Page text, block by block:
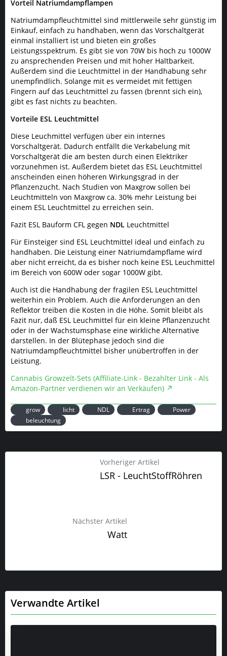
Vorteil Natriumdampflampen
Natriumdampfleuchtmittel sind mittlerweile sehr günstig im
Einkauf, einfach zu handhaben, wenn das Vorschaltgerät
einmal installiert ist und bieten ein großes
Leistungsspektrum. Es gibt sie von 70W bis hoch zu 1000W
zu ansprechenden Preisen und mit hoher Haltbarkeit.
Außerdem sind die Leuchtmittel in der Handhabung sehr
unempfindlich. Solange mit es vermeidet mit fettigen
Fingern auf das Leuchtmittel zu fassen (brennt sich ein),
gibt es fast nichts zu beachten.
Vorteile ESL Leuchtmittel
Diese Leuchmittel verfügen über ein internes
Vorschaltgerät. Dadurch entfällt die Verkabelung mit
Vorschaltgerät die am besten durch einen Elektriker
vorzunehmen ist. Außerdem bietet das ESL Leuchtmittel
anscheinden einen höheren Wirkungsgrad in der
Pflanzenzucht. Nach Studien von Maxgrow sollen bei
Leuchtmitteln von Maxgrow ca. 30% mehr Leistung bei
einem ESL Leuchtmittel zu erreichen sein.
Fazit ESL Bauform CFL gegen NDL Leuchtmittel
Für Einsteiger sind ESL Leuchtmittel ideal und einfach zu
handhaben. Die Leistung einer Natriumdampflame wird
aber nicht erreicht, da es bisher noch keine ESL Leuchmittel
im Bereich von 600W oder sogar 1000W gibt.
Auch ist die Handhabung der fragilen ESL Leuchtmittel
weiterhin ein Problem. Auch die Anforderungen an den
Reflektor treiben die Kosten in die Höhe. Somit bleibt als
Fazit nur, daß ESL Leuchmittel für ein kleine Pflanzenzucht
oder in der Wachstumsphase eine wirkliche Alternative
darstellen. In der Blütephase jedoch sind die
Natriumdampfleuchtmittel bisher unübertroffen in der
Leistung.
Cannabis Growzelt-Sets (Affiliate-Link - Bezahlter Link - Als
Amazon-Partner verdienen wir an Verkäufen)
grow licht NDL Ertrag
Power
beleuchtung
Vorheriger Artikel
LSR - LeuchtStoffRöhren
Nächster Artikel
Watt
Verwandte Artikel